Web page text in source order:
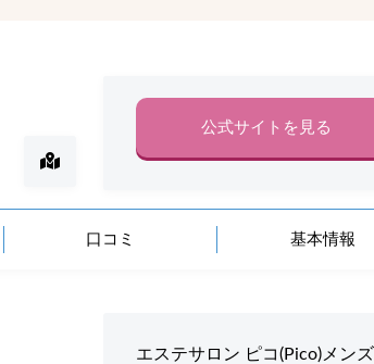
公式サイトを見る
口コミ 基本情報
エステサロン ピコ(Pico)メンズ